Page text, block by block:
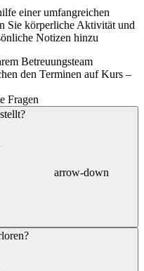
einer umfangreichen
Sie körperliche Aktivität und
Notizen hinzu
Betreuungsteam
den Terminen auf Kurs –
Fragen
arrow-down